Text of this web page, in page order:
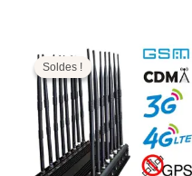
Soldes !
Soldes !
prix
initial
était :
1.999,00€.
prix
actuel
est :
999,99€.